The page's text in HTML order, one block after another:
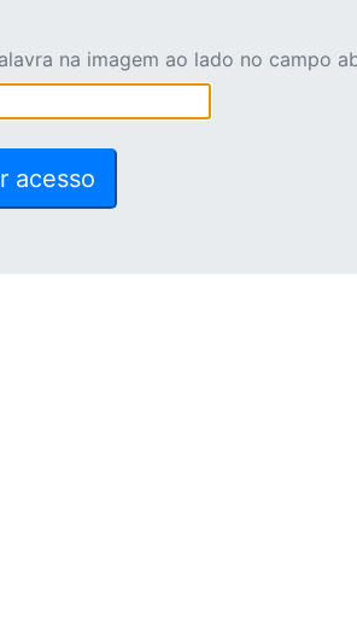
na imagem ao lado no campo